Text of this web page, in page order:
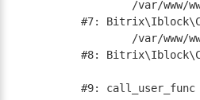
#7:
#8:
#9: call_user_func